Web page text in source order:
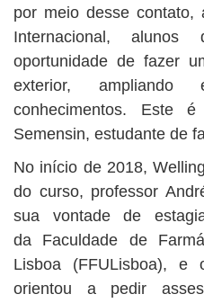
por meio desse contato,
Internacional,
oportunidade de fazer
exterior, ampliando
conhecimentos. Este
Semensin, estudante de
No início de 2018,
do curso, professor
sua vontade de
da Faculdade de
Lisboa (FFULisboa), e
orientou a pedir